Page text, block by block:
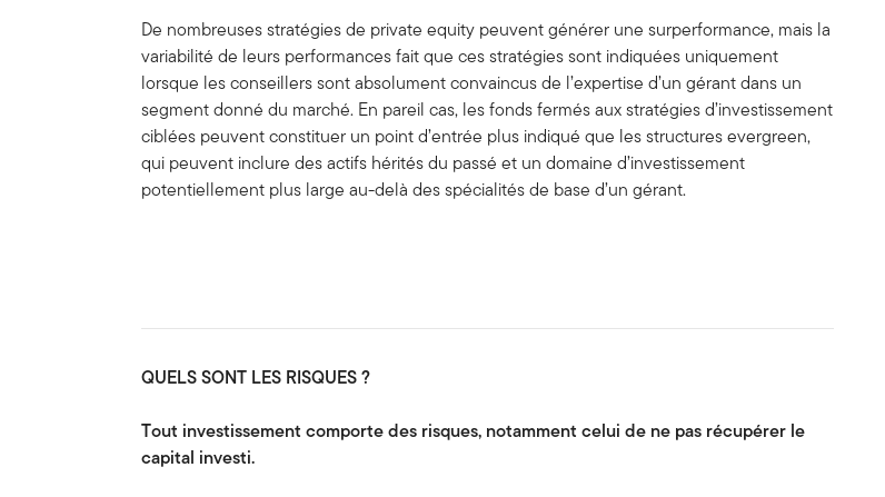
De nombreuses stratégies de private equity peuvent générer une surperformance, mais la
variabilité de leurs performances fait que ces stratégies sont indiquées uniquement
lorsque les conseillers sont absolument convaincus de l’expertise d’un gérant dans un
segment donné du marché. En pareil cas, les fonds fermés aux stratégies d’investissement
ciblées peuvent constituer un point d’entrée plus indiqué que les structures evergreen,
qui peuvent inclure des actifs hérités du passé et un domaine d’investissement
potentiellement plus large au-delà des spécialités de base d’un gérant.
QUELS SONT LES RISQUES ?
Tout investissement comporte des risques, notamment celui de ne pas récupérer le
capital investi.